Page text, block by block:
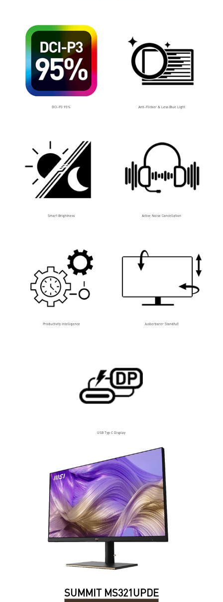
DCI-P3 95% Anti-Flicker & Less Blue Light
Smart Brightness Active Noise Cancellation
Productivity Intelligence Justierbarer Standfuß
USB Typ C Display
SUMMIT MS321UPDE